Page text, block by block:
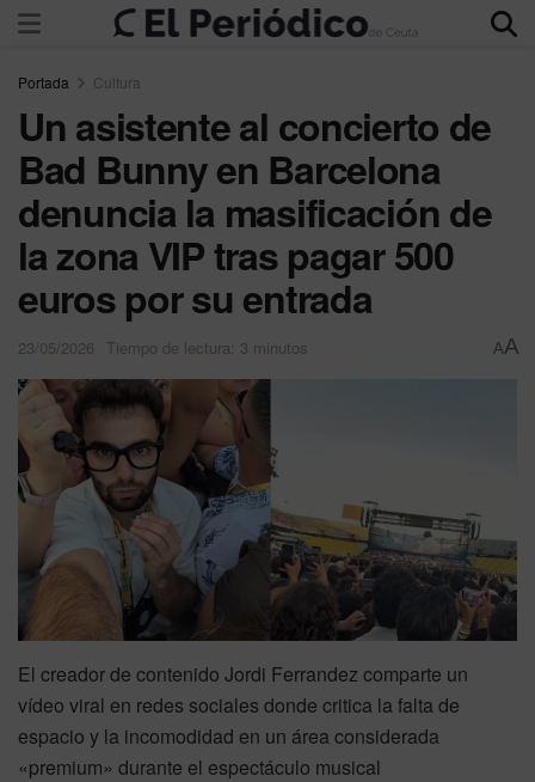
Portada Cultura
Un asistente al concierto de
Bad Bunny en Barcelona
denuncia la masificación de
la zona VIP tras pagar 500
euros por su entrada
23/05/2026 Tiempo de lectura: 3 minutos AA
El creador de contenido Jordi Ferrandez comparte un
vídeo viral en redes sociales donde critica la falta de
espacio y la incomodidad en un área considerada
«premium» durante el espectáculo musical